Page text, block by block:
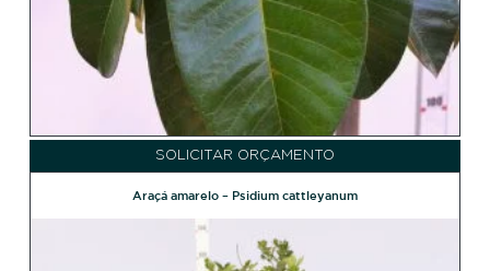
SOLICITAR ORÇAMENTO
Araçá amarelo – Psidium cattleyanum